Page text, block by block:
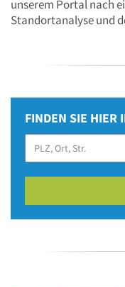
unserem Portal nach
Standortanalyse und
FINDEN SIE HIER